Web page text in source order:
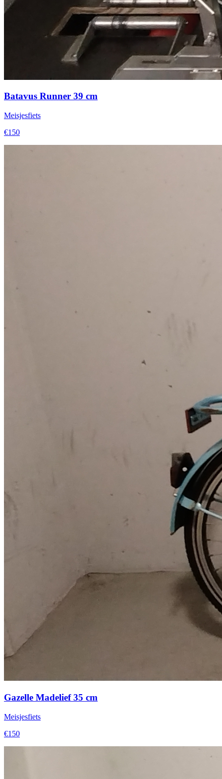
Batavus Runner 39 cm
Meisjesfiets
€150
Gazelle Madelief 35 cm
Meisjesfiets
€150